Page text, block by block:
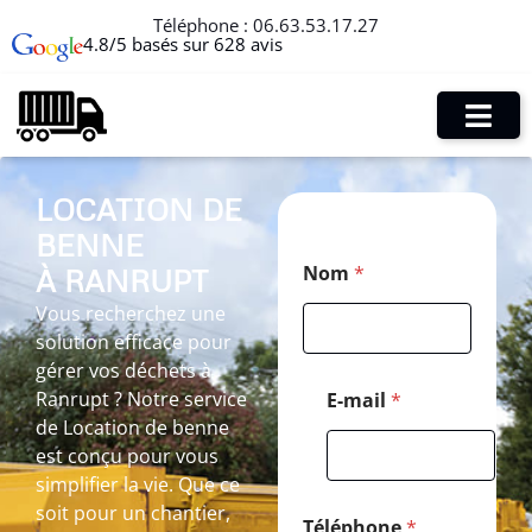
Téléphone : 06.63.53.17.27
4.8/5 basés sur 628 avis
LOCATION DE
BENNE
À RANRUPT
Vous recherchez une
solution efficace pour
gérer vos déchets à
Ranrupt ? Notre service
de Location de benne
est conçu pour vous
simplifier la vie. Que ce
soit pour un chantier,
Nom *
E-mail *
d
e
C
o
d
e
E
-
m
a
i